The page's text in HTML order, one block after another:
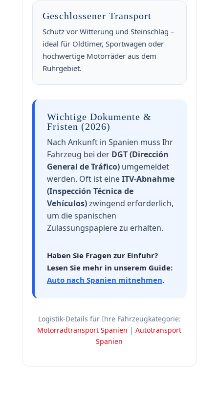
Geschlossener Transport
Schutz vor Witterung und Steinschlag –
ideal für Oldtimer, Sportwagen oder
hochwertige Motorräder aus dem
Ruhrgebiet.
Wichtige Dokumente &
Fristen (2026)
Nach Ankunft in Spanien muss Ihr
Fahrzeug bei der DGT (Dirección
General de Tráfico)umgemeldet
werden. Oft ist eineITV-Abnahme
(Inspección Técnica de
Vehículos)zwingend erforderlich,
um die spanischen
Zulassungspapiere zu erhalten.
Haben Sie Fragen zur Einfuhr?
Lesen Sie mehr in unserem Guide:
Auto nach Spanien mitnehmen.
Logistik-Details für Ihre Fahrzeugkategorie:
Motorradtransport Spanien |Autotransport
Spanien